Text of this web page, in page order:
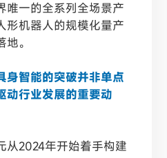
唯一的全系列全场景产
形机器人的规模化量产
。
身智能的突破并非单点
动行业发展的重要动
从2024年开始着手构建